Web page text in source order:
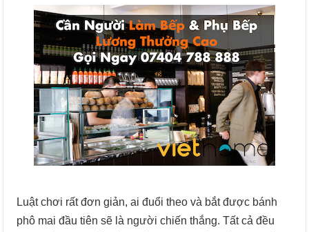
Luật chơi rất đơn giản, ai đuổi theo và bắt được bánh
phô mai đầu tiên sẽ là người chiến thắng. Tất cả đều